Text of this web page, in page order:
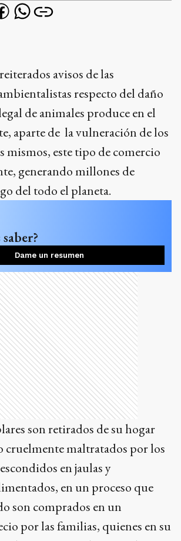
avisos de las
respecto del daño
de animales produce en el
aparte de la vulneración de los
mismos, este tipo de comercio
generando millones de
del todo el planeta.
Dame un resumen
son retirados de su hogar
cruelmente maltratados por los
en jaulas y
en un proceso que
son comprados en un
por las familias, quienes en su